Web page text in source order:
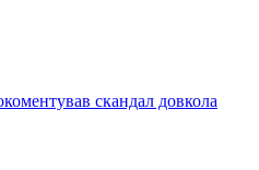
скандал довкола